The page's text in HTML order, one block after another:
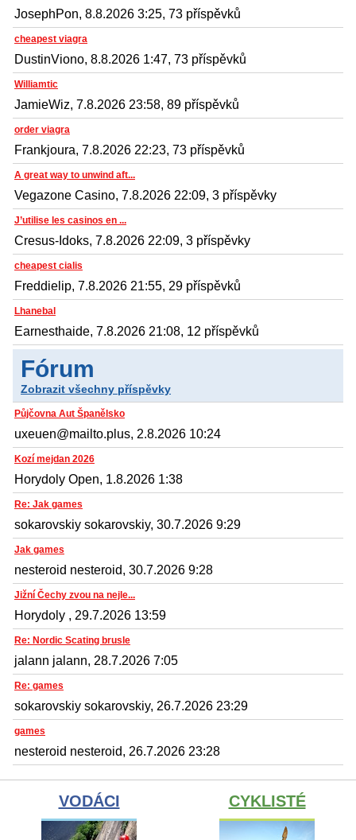
JosephPon, 8.8.2026 3:25, 73 příspěvků
cheapest viagra
DustinViono, 8.8.2026 1:47, 73 příspěvků
Williamtic
JamieWiz, 7.8.2026 23:58, 89 příspěvků
order viagra
Frankjoura, 7.8.2026 22:23, 73 příspěvků
A great way to unwind aft...
Vegazone Casino, 7.8.2026 22:09, 3 příspěvky
J’utilise les casinos en ...
Cresus-Idoks, 7.8.2026 22:09, 3 příspěvky
cheapest cialis
Freddielip, 7.8.2026 21:55, 29 příspěvků
Lhanebal
Earnesthaide, 7.8.2026 21:08, 12 příspěvků
Fórum
Zobrazit všechny příspěvky
Půjčovna Aut Španělsko
uxeuen@mailto.plus, 2.8.2026 10:24
Kozí mejdan 2026
Horydoly Open, 1.8.2026 1:38
Re: Jak games
sokarovskiy sokarovskiy, 30.7.2026 9:29
Jak games
nesteroid nesteroid, 30.7.2026 9:28
Jižní Čechy zvou na nejle...
Horydoly , 29.7.2026 13:59
Re: Nordic Scating brusle
jalann jalann, 28.7.2026 7:05
Re: games
sokarovskiy sokarovskiy, 26.7.2026 23:29
games
nesteroid nesteroid, 26.7.2026 23:28
VODÁCI CYKLISTÉ